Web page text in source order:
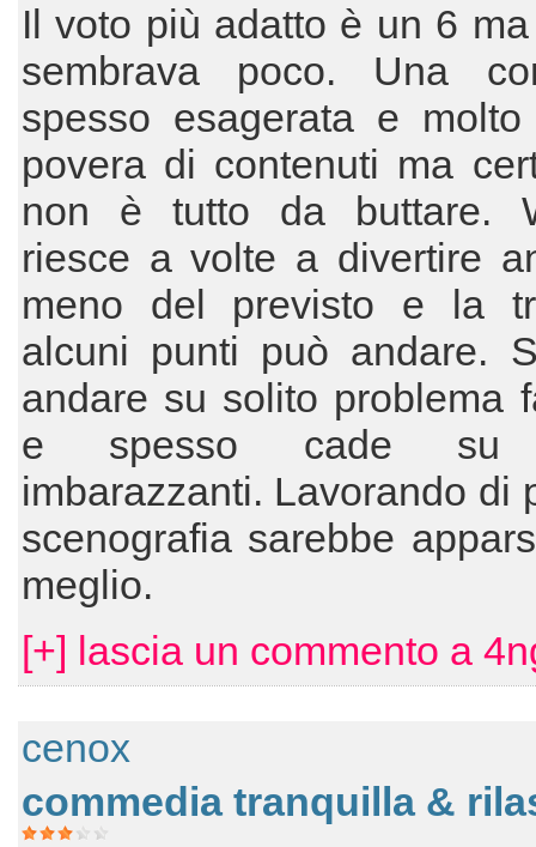
Il voto più adatto è un 6
sembrava poco. Una
spesso esagerata e molto
povera di contenuti ma
non è tutto da buttare.
riesce a volte a divertire
meno del previsto e la
alcuni punti può andare.
andare su solito problema
e spesso cade su
imbarazzanti. Lavorando di
scenografia sarebbe
meglio.
[+] lascia un commento a
cenox
commedia tranquilla &